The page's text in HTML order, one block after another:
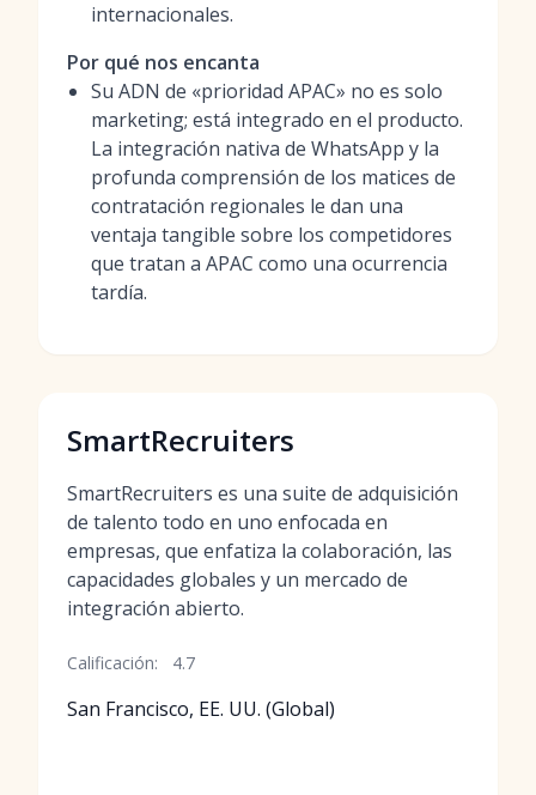
internacionales.
Por qué nos encanta
Su ADN de «prioridad APAC» no es solo
marketing; está integrado en el producto.
La integración nativa de WhatsApp y la
profunda comprensión de los matices de
contratación regionales le dan una
ventaja tangible sobre los competidores
que tratan a APAC como una ocurrencia
tardía.
SmartRecruiters
SmartRecruiters es una suite de adquisición
de talento todo en uno enfocada en
empresas, que enfatiza la colaboración, las
capacidades globales y un mercado de
integración abierto.
Calificación: 4.7
San Francisco, EE. UU. (Global)